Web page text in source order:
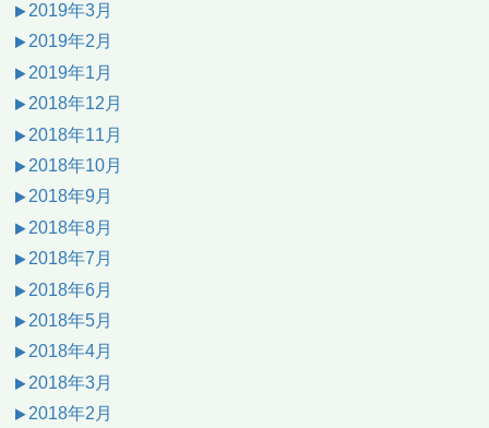
2019年3月
2019年2月
2019年1月
2018年12月
2018年11月
2018年10月
2018年9月
2018年8月
2018年7月
2018年6月
2018年5月
2018年4月
2018年3月
2018年2月